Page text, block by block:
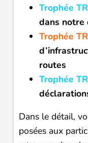
Trophée
dans notre
Trophée
routes
Trophée
Dans le détail,
posées aux